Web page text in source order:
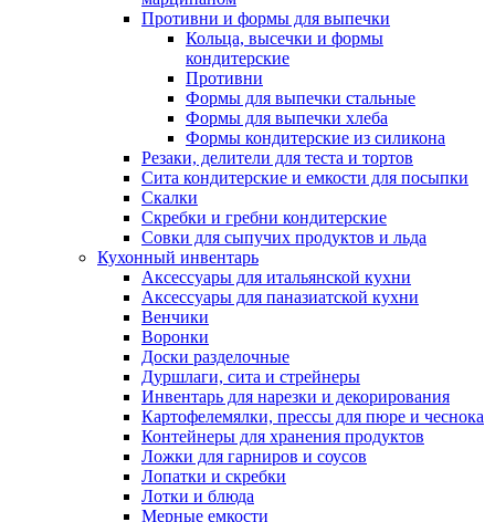
Противни и формы для выпечки
Кольца, высечки и формы
кондитерские
Противни
Формы для выпечки стальные
Формы для выпечки хлеба
Формы кондитерские из силикона
Резаки, делители для теста и тортов
Сита кондитерские и емкости для посыпки
Скалки
Скребки и гребни кондитерские
Совки для сыпучих продуктов и льда
Кухонный инвентарь
Аксессуары для итальянской кухни
Аксессуары для паназиатской кухни
Венчики
Воронки
Доски разделочные
Дуршлаги, сита и стрейнеры
Инвентарь для нарезки и декорирования
Картофелемялки, прессы для пюре и чеснока
Контейнеры для хранения продуктов
Ложки для гарниров и соусов
Лопатки и скребки
Лотки и блюда
Мерные емкости